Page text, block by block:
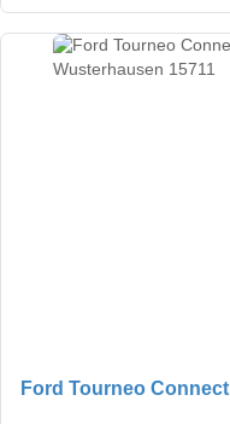
Ford Tourneo Connect